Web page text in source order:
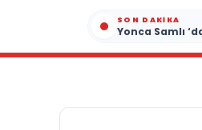
SON DAKIKA